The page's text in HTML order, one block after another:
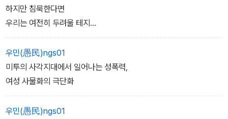
하지만 침묵한다면
우리는 여전히 두려울 테지
그러니 말하는 편이 낫다.
- 오드리 로드, 생존을 위한 탄원」
우민(愚民)ngs01
미투의 사각지대에서 일어나는 성폭력,
여성 사물화의 극단화
우민(愚民)ngs01